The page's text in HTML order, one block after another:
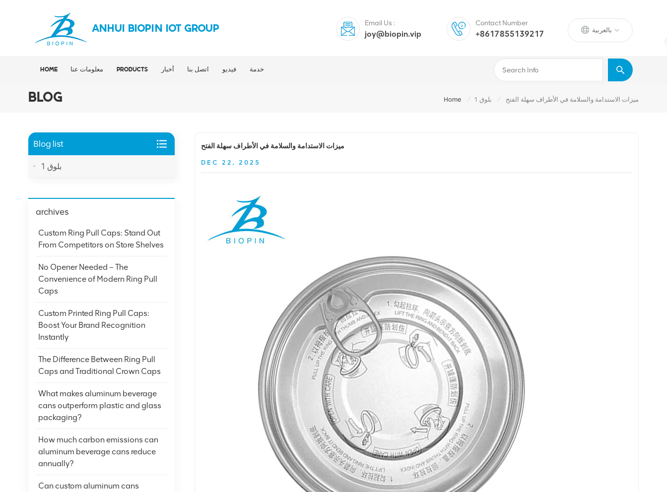
ANHUI BIOPIN IOT GROUP بالعربية
Email Us :
joy@biopin.vip
Contact Number
+8617855139217
HOME معلومات عنا PRODUCTS أخبار اتصل بنا فيديو خدمة
BLOG Home / بلوق 1 / ميزات الاستدامة والسلامة في الأطراف سهلة الفتح
ميزات الاستدامة والسلامة في الأطراف سهلة الفتح
DEC 22, 2025
Blog list
بلوق 1
archives
Custom Ring Pull Caps: Stand Out
From Competitors on Store Shelves
No Opener Needed – The
Convenience of Modern Ring Pull
Caps
Custom Printed Ring Pull Caps:
Boost Your Brand Recognition
Instantly
The Difference Between Ring Pull
Caps and Traditional Crown Caps
What makes aluminum beverage
cans outperform plastic and glass
packaging?
How much carbon emissions can
aluminum beverage cans reduce
annually?
Can custom aluminum cans